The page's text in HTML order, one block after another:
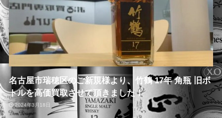
名古屋市瑞穂区のご新規様より、竹鶴 17年 角瓶 旧ボ
トルを高価買取させて頂きました！
2024年3月18日